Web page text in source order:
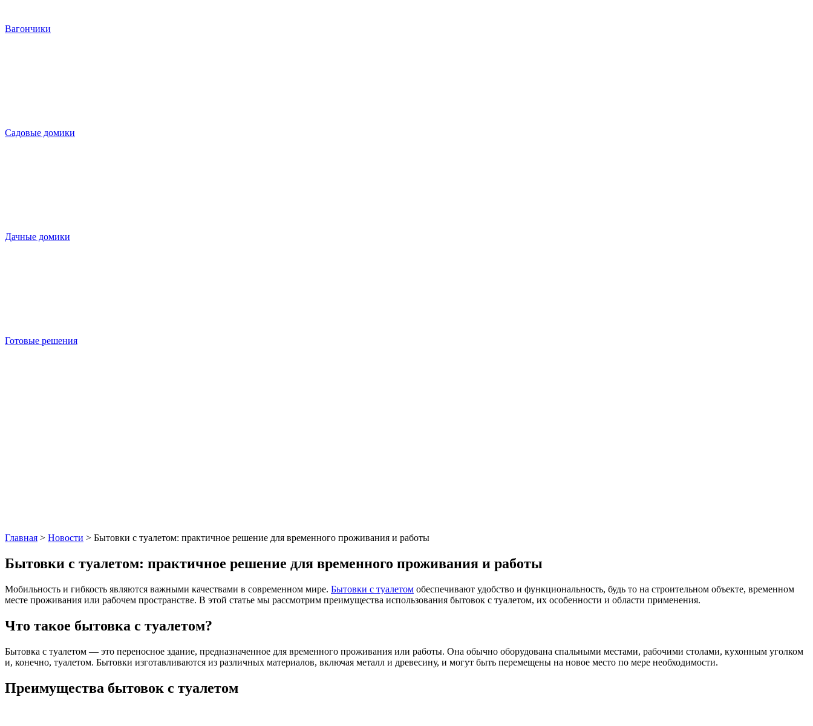
Вагончики
Садовые домики
Дачные домики
Готовые решения
Главная > Новости > Бытовки с туалетом: практичное решение для временного проживания и работы
Бытовки с туалетом: практичное решение для временного проживания и работы
Мобильность и гибкость являются важными качествами в современном мире. Бытовки с туалетом обеспечивают удобство и функциональность, будь то на строительном объекте, временном
месте проживания или рабочем пространстве. В этой статье мы рассмотрим преимущества использования бытовок с туалетом, их особенности и области применения.
Что такое бытовка с туалетом?
Бытовка с туалетом — это переносное здание, предназначенное для временного проживания или работы. Она обычно оборудована спальными местами, рабочими столами, кухонным уголком
и, конечно, туалетом. Бытовки изготавливаются из различных материалов, включая металл и древесину, и могут быть перемещены на новое место по мере необходимости.
Преимущества бытовок с туалетом